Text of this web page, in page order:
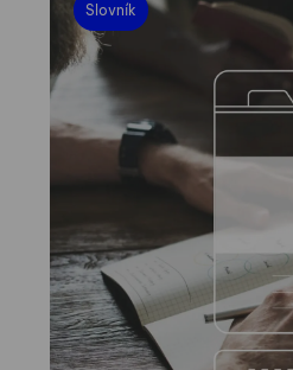
Slovník